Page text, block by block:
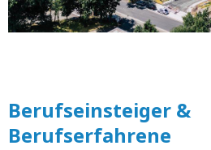
Berufseinsteiger &
Berufserfahrene